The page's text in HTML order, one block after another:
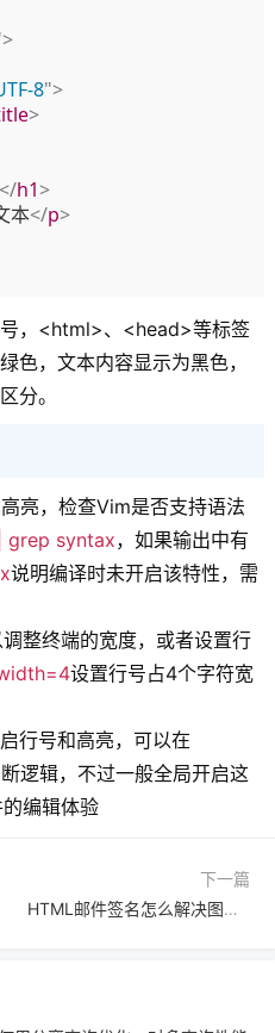
>
8">
>
h1>
本</p>
，<html>、<head>等标签
色，文本内容显示为黑色，
分。
亮，检查Vim是否支持语法
grep syntax，如果输出中有
说明编译时未开启该特性，需
整终端的宽度，或者设置行
设置行号占4个字符宽
行号和高亮，可以在
逻辑，不过一般全局开启这
编辑体验
下一篇
HTML邮件签名怎么解决图片缩放与文本位移的兼容性问题